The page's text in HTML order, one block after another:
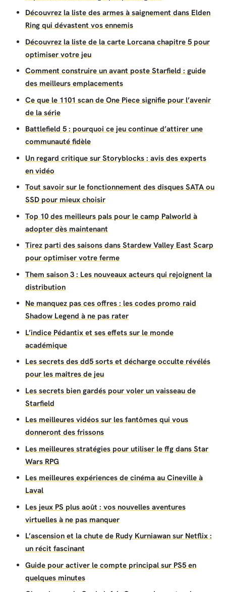
Découvrez la liste des armes à saignement dans Elden
Ring qui dévastent vos ennemis
Découvrez la liste de la carte Lorcana chapitre 5 pour
optimiser votre jeu
Comment construire un avant poste Starfield : guide
des meilleurs emplacements
Ce que le 1101 scan de One Piece signifie pour l’avenir
de la série
Battlefield 5 : pourquoi ce jeu continue d’attirer une
communauté fidèle
Un regard critique sur Storyblocks : avis des experts
en vidéo
Tout savoir sur le fonctionnement des disques SATA ou
SSD pour mieux choisir
Top 10 des meilleurs pals pour le camp Palworld à
adopter dès maintenant
Tirez parti des saisons dans Stardew Valley East Scarp
pour optimiser votre ferme
Them saison 3 : Les nouveaux acteurs qui rejoignent la
distribution
Ne manquez pas ces offres : les codes promo raid
Shadow Legend à ne pas rater
L’indice Pédantix et ses effets sur le monde
académique
Les secrets des dd5 sorts et décharge occulte révélés
pour les maîtres de jeu
Les secrets bien gardés pour voler un vaisseau de
Starfield
Les meilleures vidéos sur les fantômes qui vous
donneront des frissons
Les meilleures stratégies pour utiliser le ffg dans Star
Wars RPG
Les meilleures expériences de cinéma au Cineville à
Laval
Les jeux PS plus août : vos nouvelles aventures
virtuelles à ne pas manquer
L’ascension et la chute de Rudy Kurniawan sur Netflix :
un récit fascinant
Guide pour activer le compte principal sur PS5 en
quelques minutes